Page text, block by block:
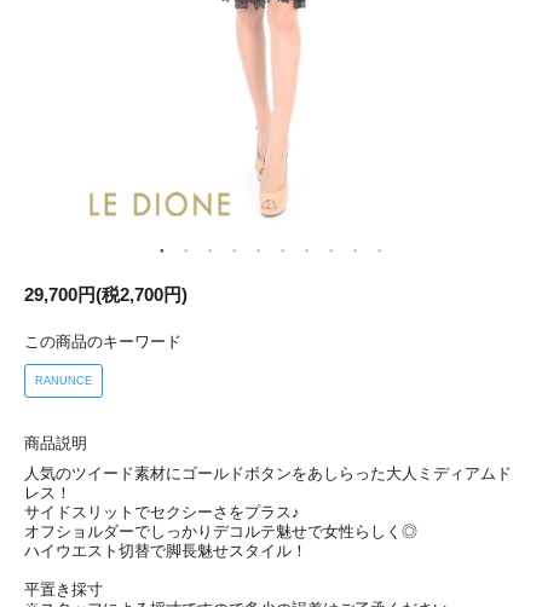
29,700円(税2,700円)
この商品のキーワード
RANUNCE
商品説明
人気のツイード素材にゴールドボタンをあしらった大人ミディアムド
レス！
サイドスリットでセクシーさをプラス♪
オフショルダーでしっかりデコルテ魅せで女性らしく◎
ハイウエスト切替で脚長魅せスタイル！
平置き採寸